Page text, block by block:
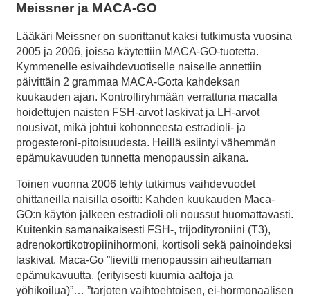
Meissner ja MACA-GO
Lääkäri Meissner on suorittanut kaksi tutkimusta vuosina
2005 ja 2006, joissa käytettiin MACA-GO-tuotetta.
Kymmenelle esivaihdevuotiselle naiselle annettiin
päivittäin 2 grammaa MACA-Go:ta kahdeksan
kuukauden ajan. Kontrolliryhmään verrattuna macalla
hoidettujen naisten FSH-arvot laskivat ja LH-arvot
nousivat, mikä johtui kohonneesta estradioli- ja
progesteroni-pitoisuudesta. Heillä esiintyi vähemmän
epämukavuuden tunnetta menopaussin aikana.
Toinen vuonna 2006 tehty tutkimus vaihdevuodet
ohittaneilla naisilla osoitti: Kahden kuukauden Maca-
GO:n käytön jälkeen estradioli oli noussut huomattavasti.
Kuitenkin samanaikaisesti FSH-, trijodityroniini (T3),
adrenokortikotropiinihormoni, kortisoli sekä painoindeksi
laskivat. Maca-Go ”lievitti menopaussin aiheuttaman
epämukavuutta, (erityisesti kuumia aaltoja ja
yöhikoilua)”… ”tarjoten vaihtoehtoisen, ei-hormonaalisen